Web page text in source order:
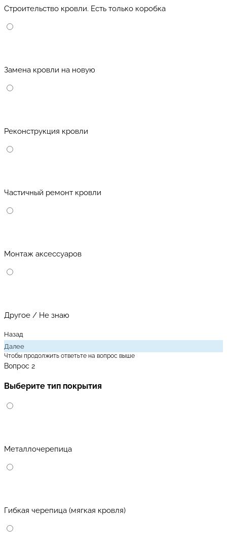
Строительство кровли. Есть только коробка
Замена кровли на новую
Реконструкция кровли
Частичный ремонт кровли
Монтаж аксессуаров
Другое / Не знаю
Назад
Далее
Чтобы продолжить ответьте на вопрос выше
Вопрос 2
Выберите тип покрытия
Металлочерепица
Гибкая черепица (мягкая кровля)